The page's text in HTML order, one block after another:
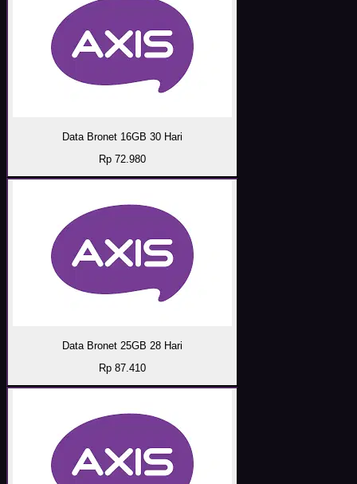
Data Bronet 16GB 30 Hari
Rp 72.980
Data Bronet 25GB 28 Hari
Rp 87.410